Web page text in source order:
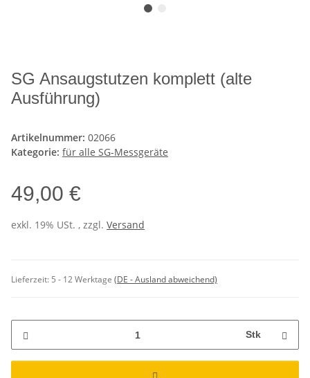
SG Ansaugstutzen komplett (alte
Ausführung)
Artikelnummer: 02066
Kategorie: für alle SG-Messgeräte
49,00 €
exkl. 19% USt. , zzgl. Versand
Lieferzeit: 5 - 12 Werktage (DE - Ausland abweichend)
Stk